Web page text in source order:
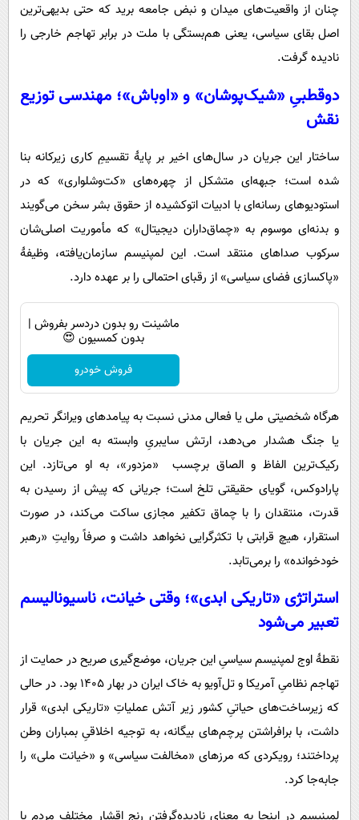
چنان از واقعیت‌های میدان و نبض جامعه برید که حتی بدیهی‌ترین
اصل بقای سیاسی، یعنی هم‌بستگی با ملت در برابر تهاجم خارجی را
نادیده گرفت.
دوقطبیِ «شیک‌پوشان» و «اوباش»؛ مهندسی توزیع
نقش
ساختار این جریان در سال‌های اخیر بر پایۀ تقسیمِ کاری زیرکانه بنا
شده است؛ جبهه‌ای متشکل از چهره‌های «کت‌وشلواری» که در
استودیوهای رسانه‌ای با ادبیات اتوکشیده از حقوق بشر سخن می‌گویند
و بدنه‌ای موسوم به «چماق‌داران دیجیتال» که مأموریت اصلی‌شان
سرکوب صداهای منتقد است. این لمپنیسم سازمان‌یافته، وظیفۀ
«پاکسازی فضای سیاسی» از رقبای احتمالی را بر عهده دارد.
ماشینت رو بدون دردسر بفروش |
بدون کمسیون 😍
فروش خودرو
هرگاه شخصیتی ملی یا فعالی مدنی نسبت به پیامدهای ویرانگر تحریم
یا جنگ هشدار می‌دهد، ارتش سایبریِ وابسته به این جریان با
رکیک‌ترین الفاظ و الصاق برچسب‌ «مزدور»، به او می‌تازد. این
پارادوکس، گویای حقیقتی تلخ است؛ جریانی که پیش از رسیدن به
قدرت، منتقدان را با چماق تکفیر مجازی ساکت می‌کند، در صورت
استقرار، هیچ قرابتی با تکثرگرایی نخواهد داشت و صرفاً روایتِ «رهبر
خودخوانده» را برمی‌تابد.
استراتژی «تاریکی ابدی»؛ وقتی خیانت، ناسیونالیسم
تعبیر می‌شود
نقطۀ اوج لمپنیسم سیاسیِ این جریان، موضع‌گیری صریح در حمایت از
تهاجم نظامیِ آمریکا و تل‌آویو به خاک ایران در بهار ۱۴۰۵ بود. در حالی
که زیرساخت‌های حیاتیِ کشور زیر آتش عملیاتِ «تاریکی ابدی» قرار
داشت، با برافراشتن پرچم‌های بیگانه، به توجیه اخلاقیِ بمباران وطن
پرداختند؛ رویکردی که مرزهای «مخالفت سیاسی» و «خیانت ملی» را
جابه‌جا کرد.
لمپنیسم در اینجا به معنای نادیده‌گرفتنِ رنج اقشار مختلف مردم با